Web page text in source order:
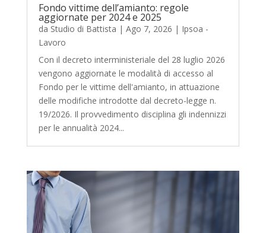
Fondo vittime dell’amianto: regole
aggiornate per 2024 e 2025
da Studio di Battista | Ago 7, 2026 | Ipsoa -
Lavoro
Con il decreto interministeriale del 28 luglio 2026
vengono aggiornate le modalità di accesso al
Fondo per le vittime dell'amianto, in attuazione
delle modifiche introdotte dal decreto-legge n.
19/2026. Il provvedimento disciplina gli indennizzi
per le annualità 2024...